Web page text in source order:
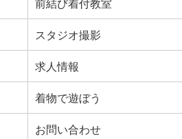
前結び着付教室
スタジオ撮影
求人情報
着物で遊ぼう
お問い合わせ